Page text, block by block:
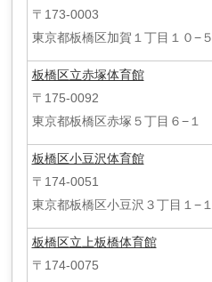
〒173-0003
東京都板橋区加賀１丁目１０−５
板橋区立赤塚体育館
〒175-0092
東京都板橋区赤塚５丁目６−１
板橋区小豆沢体育館
〒174-0051
東京都板橋区小豆沢３丁目１−１
板橋区立上板橋体育館
〒174-0075